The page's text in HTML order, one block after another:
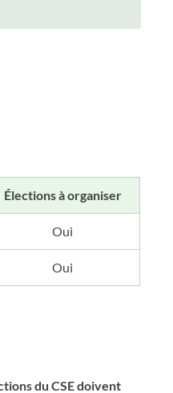
Élections à organiser
Oui
Oui
du CSE doivent